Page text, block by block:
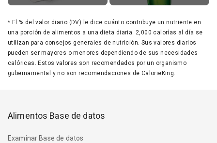
* El % del valor diario (DV) le dice cuánto contribuye un nutriente en
una porción de alimentos a una dieta diaria. 2,000 calorías al día se
utilizan para consejos generales de nutrición. Sus valores diarios
pueden ser mayores o menores dependiendo de sus necesidades
calóricas. Estos valores son recomendados por un organismo
gubernamental y no son recomendaciones de CalorieKing.
Alimentos Base de datos
Examinar Base de datos